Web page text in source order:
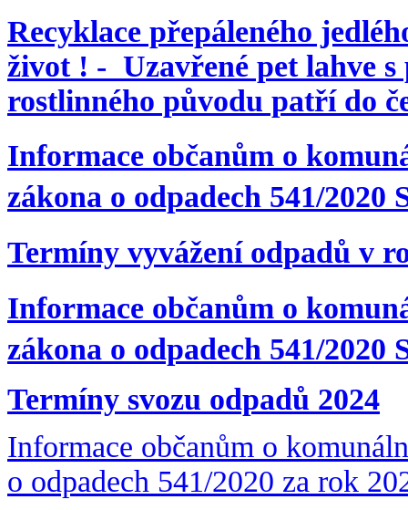
Recyklace přepáleného
život ! - Uzavřené pet lahve
rostlinného původu patří do
Informace občanům o
zákona o odpadech 541/2020
Termíny vyvážení odpadů v
Informace občanům o
zákona o odpadech 541/2020
Termíny svozu odpadů 2024
Informace občanům o
o odpadech 541/2020 za rok